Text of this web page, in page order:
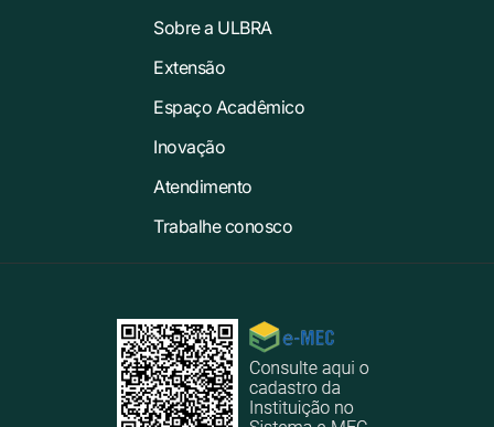
Sobre a ULBRA
Extensão
Espaço Acadêmico
Inovação
Atendimento
Trabalhe conosco